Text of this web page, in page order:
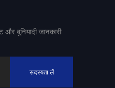
बुनियादी जानकारी
सदस्यता लें